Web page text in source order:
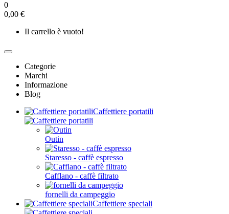
0
0,00 €
Il carrello è vuoto!
Categorie
Marchi
Informazione
Blog
Caffettiere portatili
Outin
Staresso - caffè espresso
Cafflano - caffè filtrato
fornelli da campeggio
Caffettiere speciali